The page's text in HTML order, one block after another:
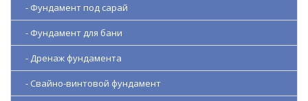
- Фундамент под сарай
- Фундамент для бани
- Дренаж фундамента
- Свайно-винтовой фундамент